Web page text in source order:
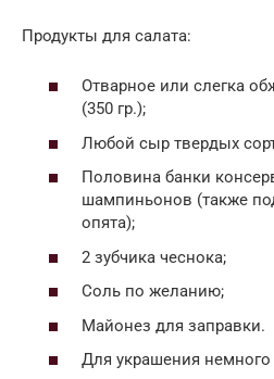
Продукты для салата:
Отварное или слегка
(350 гр.);
Любой сыр твердых
Половина банки
шампиньонов (также
опята);
2 зубчика чеснока;
Соль по желанию;
Майонез для заправки.
Для украшения немного